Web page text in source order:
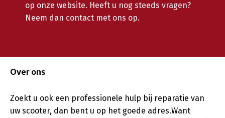
op onze website. Heeft u nog steeds vragen?
Neem dan contact met ons op.
Over ons
Zoekt u ook een professionele hulp bij reparatie van
uw scooter, dan bent u op het goede adres.Want